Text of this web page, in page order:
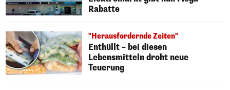
Rabatte
"Herausfordernde Zeiten"
Enthüllt – bei diesen
Lebensmitteln droht neue
Teuerung